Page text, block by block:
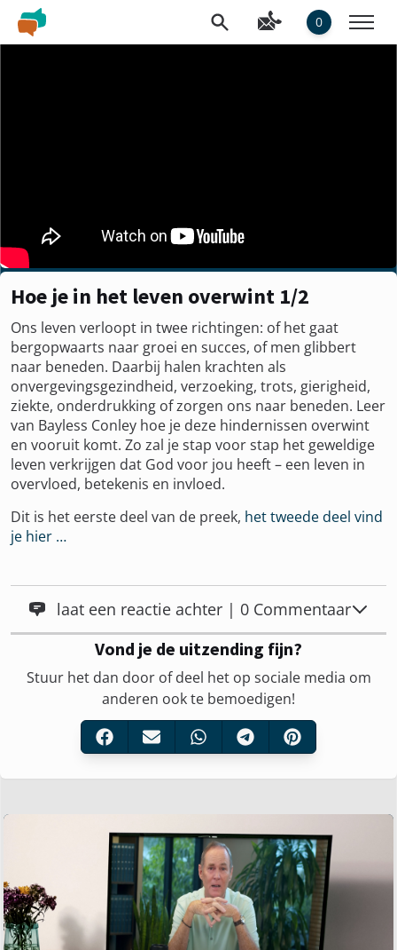
0
Hoe je in het leven overwint 1/2
Ons leven verloopt in twee richtingen: of het gaat
bergopwaarts naar groei en succes, of men glibbert
naar beneden. Daarbij halen krachten als
onvergevingsgezindheid, verzoeking, trots, gierigheid,
ziekte, onderdrukking of zorgen ons naar beneden. Leer
van Bayless Conley hoe je deze hindernissen overwint
en vooruit komt. Zo zal je stap voor stap het geweldige
leven verkrijgen dat God voor jou heeft – een leven in
overvloed, betekenis en invloed.
Dit is het eerste deel van de preek, het tweede deel vind
je hier …
laat een reactie achter | 0 Commentaar
Vond je de uitzending fijn?
Stuur het dan door of deel het op sociale media om
anderen ook te bemoedigen!